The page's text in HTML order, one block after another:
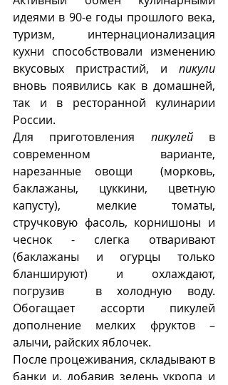
идеями в 90-е годы прошлого века,
туризм, интернационализация
кухни способствовали изменению
вкусовых пристрастий, и пикули
вновь появились как в домашней,
так и в ресторанной кулинарии
России.
Для приготовления пикулей в
современном варианте,
нарезанные овощи  (морковь,
баклажаны, цуккини, цветную
капусту), мелкие томаты,
стручковую фасоль, корнишоны и
чеснок - слегка отваривают
(баклажаны и огурцы только
бланшируют) и охлаждают,
погрузив  в холодную воду.
Обогащает ассорти пикулей
дополнение мелких фруктов –
алычи, райских яблочек.
После процеживания, складывают в
банки и, добавив зелень укропа и